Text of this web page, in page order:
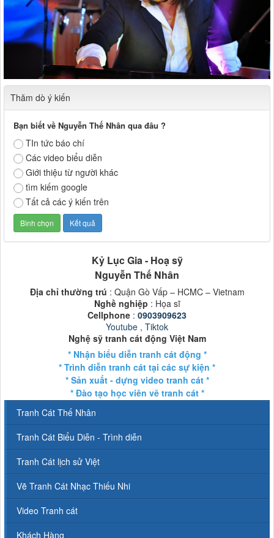
Thăm dò ý kiến
Bạn biết về Nguyễn Thế Nhân qua đâu ?
TIn tức báo chí
Các video biểu diễn
Giới thiệu từ người khác
tìm kiếm google
Tất cả các ý kiến trên
Kỷ Lục Gia - Hoạ sỹ
Nguyễn Thế Nhân
Địa chỉ thường trú : Quận Gò Vấp – HCMC – Vietnam
Nghề nghiệp : Họa sĩ
Cellphone : 0903909623
Youtube , Tiktok
Nghệ sỹ tranh cát động Việt Nam
* Nhận biểu diễn tranh cát động *
* Trình diễn tranh cát tại các sự kiện *
* Sản xuất - dựng video tranh cát *
* Đào tạo học viên vẽ tranh cát *
Tranh Cát Thế Nhân
Tranh Cát Biểu Diễn - Trình diễn
Tranh Cát lịch sử Việt
Vẽ Tranh Cát Nhạc Thiếu Nhi
Video Tranh cát
Khách Hàng